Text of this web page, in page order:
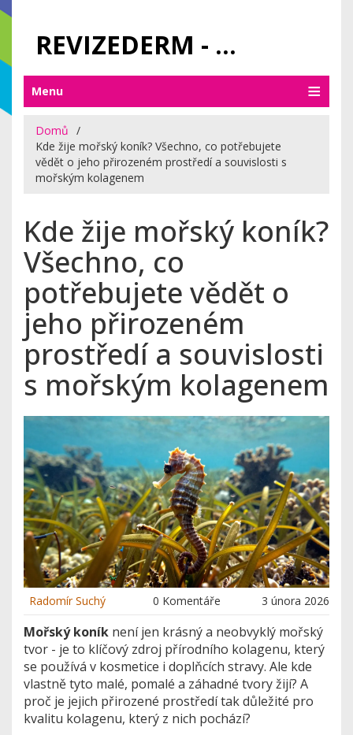
REVIZEDERM - PÉČE O KŮŽI A KOSMETIKA
Menu
Domů
Kde žije mořský koník? Všechno, co potřebujete
vědět o jeho přirozeném prostředí a souvislosti s
mořským kolagenem
Kde žije mořský koník?
Všechno, co
potřebujete vědět o
jeho přirozeném
prostředí a souvislosti
s mořským kolagenem
Radomír Suchý 0 Komentáře 3 února 2026
Mořský koník není jen krásný a neobvyklý mořský
tvor - je to klíčový zdroj přírodního kolagenu, který
se používá v kosmetice i doplňcích stravy. Ale kde
vlastně tyto malé, pomalé a záhadné tvory žijí? A
proč je jejich přirozené prostředí tak důležité pro
kvalitu kolagenu, který z nich pochází?